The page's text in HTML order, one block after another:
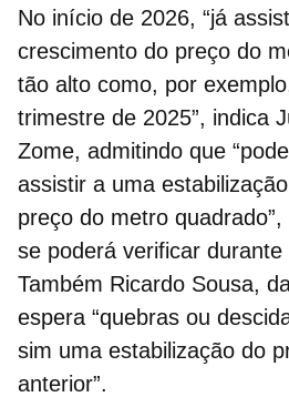
No início de 2026, “já
crescimento do preço do
tão alto como, por
trimestre de 2025”, indica
Zome, admitindo que
assistir a uma
preço do metro
se poderá verificar
Também Ricardo Sousa,
espera “quebras ou
sim uma estabilização do
anterior”.